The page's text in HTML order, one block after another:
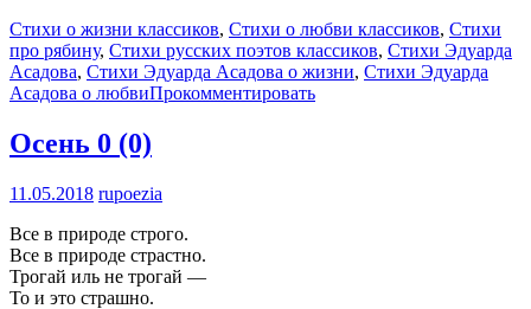
Стихи о жизни классиков, Стихи о любви классиков, Стихи
про рябину, Стихи русских поэтов классиков, Стихи Эдуарда
Асадова, Стихи Эдуарда Асадова о жизни, Стихи Эдуарда
Асадова о любвиПрокомментировать
Осень 0 (0)
11.05.2018 rupoezia
Все в природе строго.
Все в природе страстно.
Трогай иль не трогай —
То и это страшно.